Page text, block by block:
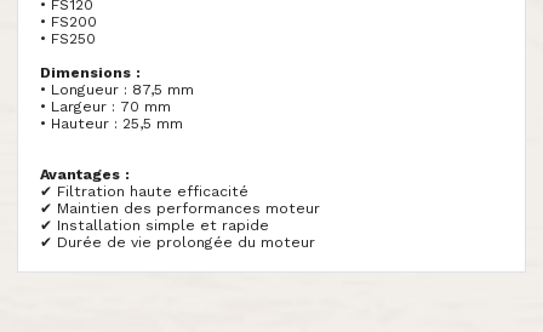
• FS120
• FS200
• FS250
Dimensions :
• Longueur : 87,5 mm
• Largeur : 70 mm
• Hauteur : 25,5 mm
Avantages :
✔ Filtration haute efficacité
✔ Maintien des performances moteur
✔ Installation simple et rapide
✔ Durée de vie prolongée du moteur